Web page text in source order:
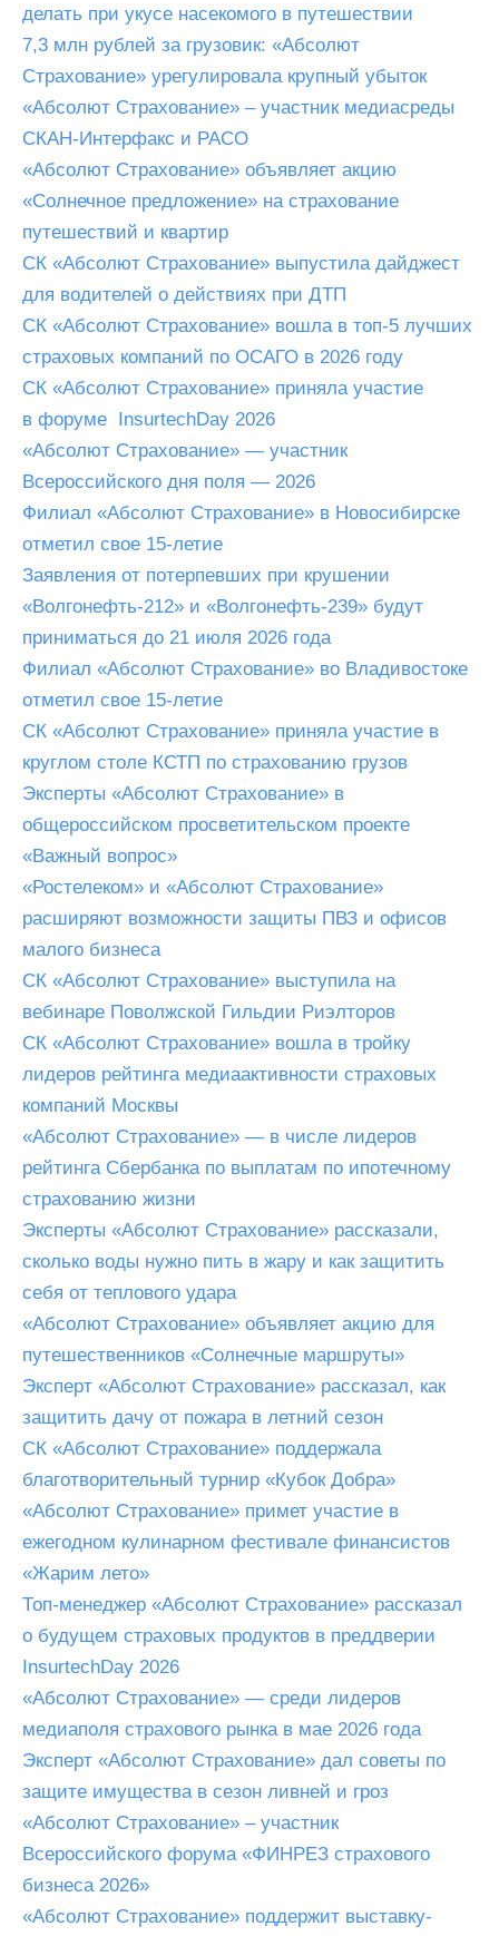
делать при укусе насекомого в путешествии
7,3 млн рублей за грузовик: «Абсолют
Страхование» урегулировала крупный убыток
«Абсолют Страхование» – участник медиасреды
СКАН-Интерфакс и РАСО
«Абсолют Страхование» объявляет акцию
«Солнечное предложение» на страхование
путешествий и квартир
СК «Абсолют Страхование» выпустила дайджест
для водителей о действиях при ДТП
СК «Абсолют Страхование» вошла в топ-5 лучших
страховых компаний по ОСАГО в 2026 году
СК «Абсолют Страхование» приняла участие
в форуме InsurtechDay 2026
«Абсолют Страхование» — участник
Всероссийского дня поля — 2026
Филиал «Абсолют Страхование» в Новосибирске
отметил свое 15-летие
Заявления от потерпевших при крушении
«Волгонефть-212» и «Волгонефть-239» будут
приниматься до 21 июля 2026 года
Филиал «Абсолют Страхование» во Владивостоке
отметил свое 15-летие
СК «Абсолют Страхование» приняла участие в
круглом столе КСТП по страхованию грузов
Эксперты «Абсолют Страхование» в
общероссийском просветительском проекте
«Важный вопрос»
«Ростелеком» и «Абсолют Страхование»
расширяют возможности защиты ПВЗ и офисов
малого бизнеса
СК «Абсолют Страхование» выступила на
вебинаре Поволжской Гильдии Риэлторов
СК «Абсолют Страхование» вошла в тройку
лидеров рейтинга медиаактивности страховых
компаний Москвы
«Абсолют Страхование» — в числе лидеров
рейтинга Сбербанка по выплатам по ипотечному
страхованию жизни
Эксперты «Абсолют Страхование» рассказали,
сколько воды нужно пить в жару и как защитить
себя от теплового удара
«Абсолют Страхование» объявляет акцию для
путешественников «Солнечные маршруты»
Эксперт «Абсолют Страхование» рассказал, как
защитить дачу от пожара в летний сезон
СК «Абсолют Страхование» поддержала
благотворительный турнир «Кубок Добра»
«Абсолют Страхование» примет участие в
ежегодном кулинарном фестивале финансистов
«Жарим лето»
Топ-менеджер «Абсолют Страхование» рассказал
о будущем страховых продуктов в преддверии
InsurtechDay 2026
«Абсолют Страхование» — среди лидеров
медиаполя страхового рынка в мае 2026 года
Эксперт «Абсолют Страхование» дал советы по
защите имущества в сезон ливней и гроз
«Абсолют Страхование» – участник
Всероссийского форума «ФИНРЕЗ страхового
бизнеса 2026»
«Абсолют Страхование» поддержит выставку-